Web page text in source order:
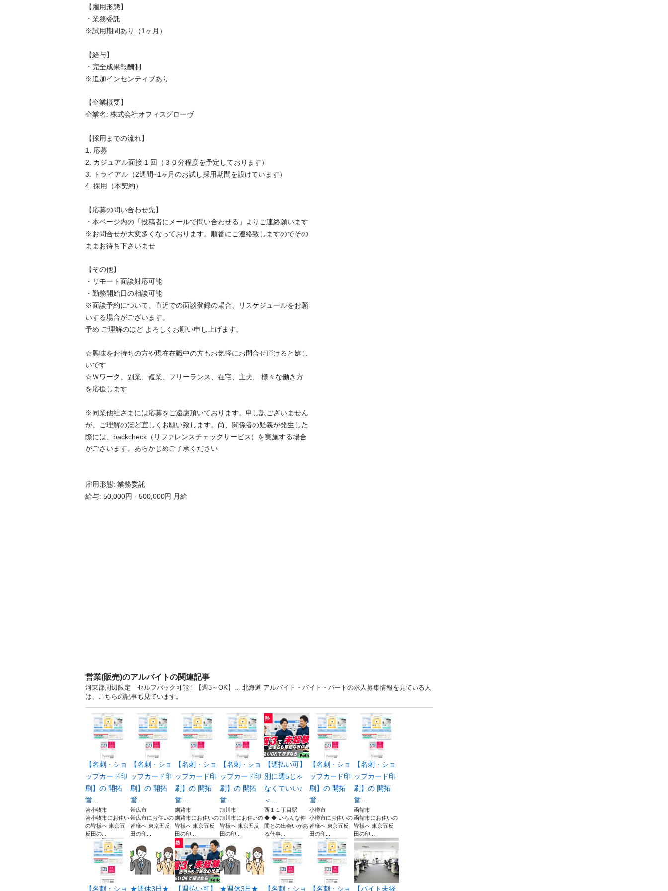
【雇用形態】
・業務委託
※試用期間あり（1ヶ月）
【給与】
・完全成果報酬制
※追加インセンティブあり
【企業概要】
企業名: 株式会社オフィスグローヴ
【採用までの流れ】
1. 応募
2. カジュアル面接 1 回（３０分程度を予定しております）
3. トライアル（2週間~1ヶ月のお試し採用期間を設けています）
4. 採用（本契約）
【応募の問い合わせ先】
・本ページ内の「投稿者にメールで問い合わせる」よりご連絡願います
※お問合せが大変多くなっております。順番にご連絡致しますのでその
ままお待ち下さいませ
【その他】
・リモート面談対応可能
・勤務開始日の相談可能
※面談予約について、直近での面談登録の場合、リスケジュールをお願
いする場合がございます。
予め ご理解のほど よろしくお願い申し上げます。
☆興味をお持ちの方や現在在職中の方もお気軽にお問合せ頂けると嬉し
いです
☆Ｗワーク、副業、複業、フリーランス、在宅、主夫、 様々な働き方
を応援します
※同業他社さまには応募をご遠慮頂いております。申し訳ございません
が、ご理解のほど宜しくお願い致します。尚、関係者の疑義が発生した
際には、backcheck（リファレンスチェックサービス）を実施する場合
がございます。あらかじめご了承ください
雇用形態: 業務委託
給与: 50,000円 - 500,000円 月給
営業(販売)のアルバイトの関連記事
河東郡周辺限定 セルフバック可能！【週3～OK】... 北海道 アルバイト・バイト・パートの求人募集情報を見ている人
は、こちらの記事も見ています。
【名刺・ショ
ップカード印
刷】の 開拓
営...
苫小牧市
苫小牧市にお住い
の皆様へ 東京五
反田の...
【名刺・ショ
ップカード印
刷】の 開拓
営...
帯広市
帯広市にお住いの
皆様へ 東京五反
田の印...
【名刺・ショ
ップカード印
刷】の 開拓
営...
釧路市
釧路市にお住いの
皆様へ 東京五反
田の印...
【名刺・ショ
ップカード印
刷】の 開拓
営...
旭川市
旭川市にお住いの
皆様へ 東京五反
田の印...
【週払い可】
別に週5じゃ
なくていい♪
＜...
西１１丁目駅
◆ ◆ いろんな仲
間との出会いがあ
る仕事...
【名刺・ショ
ップカード印
刷】の 開拓
営...
小樽市
小樽市にお住いの
皆様へ 東京五反
田の印...
【名刺・ショ
ップカード印
刷】の 開拓
営...
函館市
函館市にお住いの
皆様へ 東京五反
田の印...
【名刺・ショ ★週休3日★ 【週払い可】 ★週休3日★ 【名刺・ショ 【名刺・ショ 【バイト未経